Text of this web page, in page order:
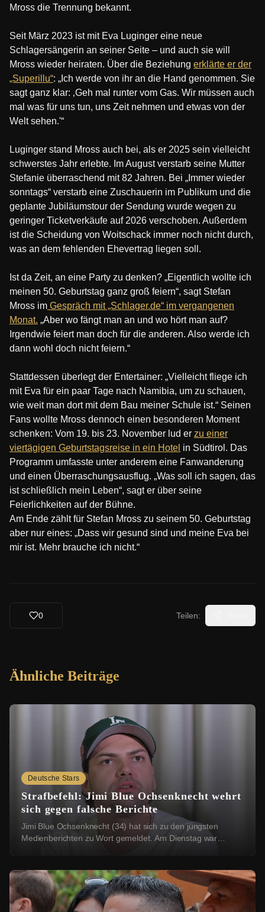
Mross die Trennung bekannt.
Seit März 2023 ist mit Eva Luginger eine neue
Schlagersängerin an seiner Seite – und auch sie will
Mross wieder heiraten. Über die Beziehung erklärte er der
„Superillu“: „Ich werde von ihr an die Hand genommen. Sie
sagt ganz klar: ‚Geh mal runter vom Gas. Wir müssen auch
mal was für uns tun, uns Zeit nehmen und etwas von der
Welt sehen.'“
Luginger stand Mross auch bei, als er 2025 sein vielleicht
schwerstes Jahr erlebte. Im August verstarb seine Mutter
Stefanie überraschend mit 82 Jahren. Bei „Immer wieder
sonntags“ verstarb eine Zuschauerin im Publikum und die
geplante Jubiläumstour der Sendung wurde wegen zu
geringer Ticketverkäufe auf 2026 verschoben. Außerdem
ist die Scheidung von Woitschack immer noch nicht durch,
was an dem fehlenden Ehevertrag liegen soll.
Ist da Zeit, an eine Party zu denken? „Eigentlich wollte ich
meinen 50. Geburtstag ganz groß feiern“, sagt Stefan
Mross im Gespräch mit „Schlager.de“ im vergangenen
Monat. „Aber wo fängt man an und wo hört man auf?
Irgendwie feiert man doch für die anderen. Also werde ich
dann wohl doch nicht feiern.“
Stattdessen überlegt der Entertainer: „Vielleicht fliege ich
mit Eva für ein paar Tage nach Namibia, um zu schauen,
wie weit man dort mit dem Bau meiner Schule ist.“ Seinen
Fans wollte Mross dennoch einen besonderen Moment
schenken: Vom 19. bis 23. November lud er zu einer
viertägigen Geburtstagsreise in ein Hotel in Südtirol. Das
Programm umfasste unter anderem eine Fanwanderung
und einen Überraschungsausflug. „Was soll ich sagen, das
ist schließlich mein Leben“, sagt er über seine
Feierlichkeiten auf der Bühne.
Am Ende zählt für Stefan Mross zu seinem 50. Geburtstag
aber nur eines: „Dass wir gesund sind und meine Eva bei
mir ist. Mehr brauche ich nicht.“
0 Teilen:
Ähnliche Beiträge
Deutsche Stars
Strafbefehl: Jimi Blue Ochsenknecht wehrt
sich gegen falsche Berichte
Jimi Blue Ochsenknecht (34) hat sich zu den jüngsten
Medienberichten zu Wort gemeldet. Am Dienstag war